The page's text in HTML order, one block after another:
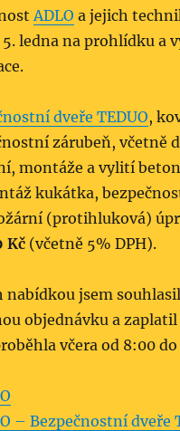
ADLO a jejich
ledna na prohlídku a
dveře TEDUO,
zárubeň, včetně
montáže a vylití
kukátka,
(protihluková)
Kč (včetně 5% DPH).
nabídkou jsem
objednávku a
včera od 8:00 do
– Bezpečnostní dveře